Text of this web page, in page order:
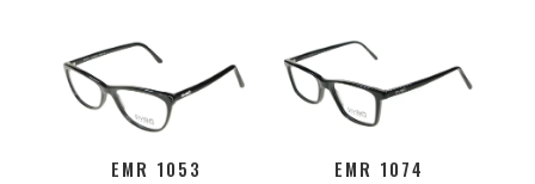
EMR 1053 EMR 1074